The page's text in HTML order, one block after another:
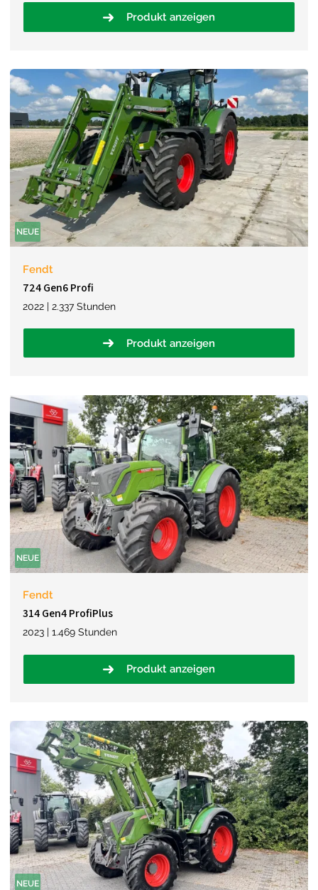
Produkt anzeigen
NEUE
Fendt
724 Gen6 Profi
2022 | 2.337 Stunden
Produkt anzeigen
NEUE
Fendt
314 Gen4 ProfiPlus
2023 | 1.469 Stunden
Produkt anzeigen
NEUE